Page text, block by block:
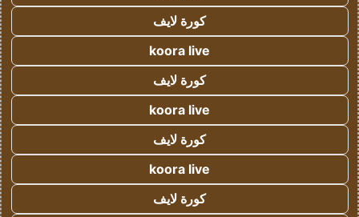
كورة لايف
koora live
كورة لايف
koora live
كورة لايف
koora live
كورة لايف